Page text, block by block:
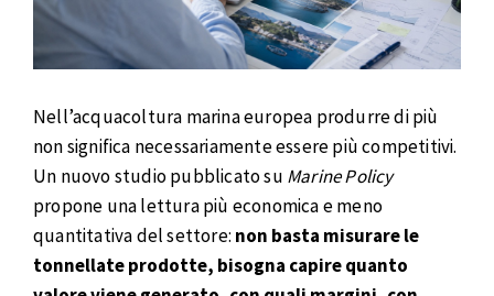
Nell’acquacoltura marina europea produrre di più
non significa necessariamente essere più competitivi.
Un nuovo studio pubblicato su Marine Policy
propone una lettura più economica e meno
quantitativa del settore: non basta misurare le
tonnellate prodotte, bisogna capire quanto